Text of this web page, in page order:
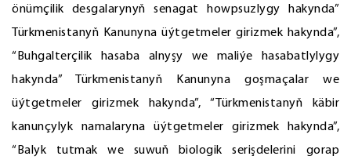
önümçilik desgalarynyň senagat howpsuzlygy hakynda”
Türkmenistanyň Kanunyna üýtgetmeler girizmek hakynda”,
“Buhgalterçilik hasaba alnyşy we maliýe hasabatlylygy
hakynda” Türkmenistanyň Kanunyna goşmaçalar we
üýtgetmeler girizmek hakynda”, “Türkmenistanyň käbir
kanunçylyk namalaryna üýtgetmeler girizmek hakynda”,
“Balyk tutmak we suwuň biologik serişdelerini gorap